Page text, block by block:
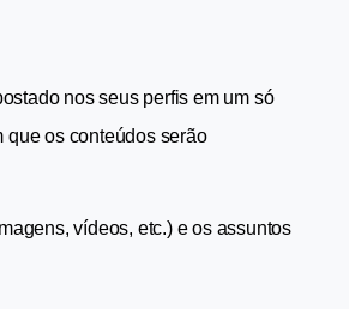
nos seus perfis em um só
que os conteúdos serão
vídeos, etc.) e os assuntos